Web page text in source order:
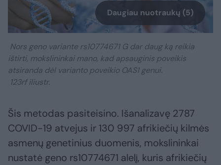
Daugiau nuotraukų (5)
Nors geno variante rs10774671 G dar daug ką reikia
ištirti, mokslininkai mano, kad apsauginis poveikis
atsiranda dėl varianto poveikio OAS1 genui.
123rf iliustr.
Šis metodas pasiteisino. Išanalizavę 2787
COVID-19 atvejus ir 130 997 afrikiečių kilmės
asmenų genetinius duomenis, mokslininkai
nustatė geno rs10774671 alelį, kuris afrikiečių